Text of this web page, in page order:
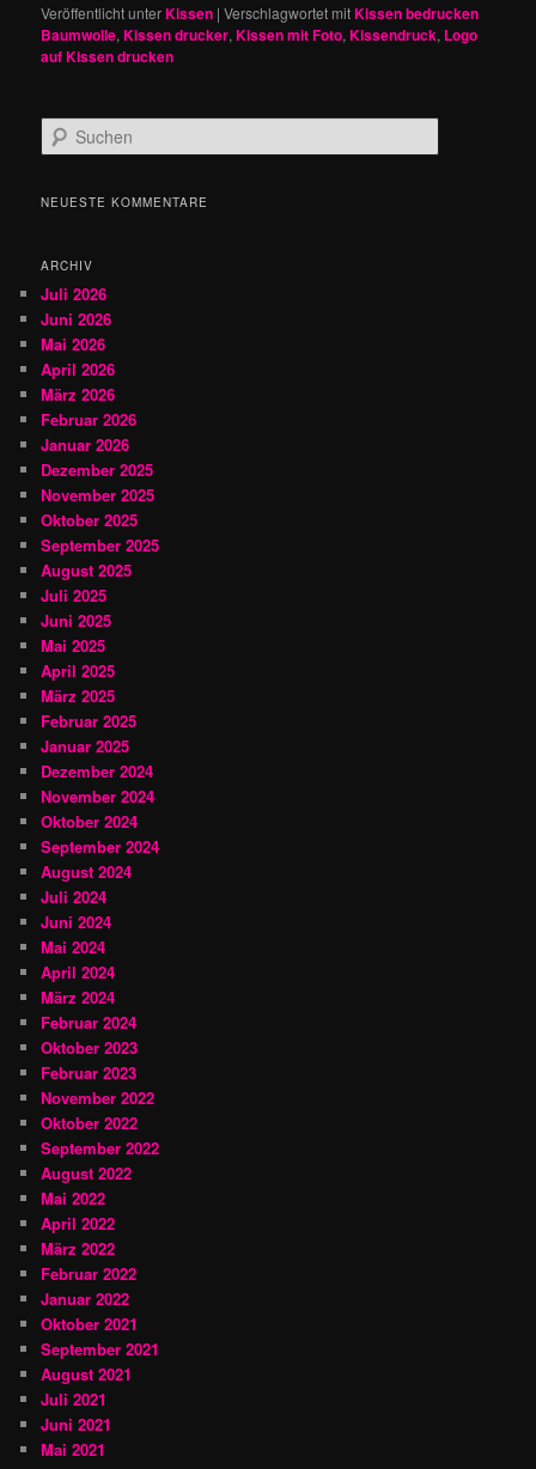
Veröffentlicht unterKissen |Verschlagwortet mitKissen bedrucken
Baumwolle,Kissen drucker,Kissen mit Foto,Kissendruck, Logo
auf Kissen drucken
u
h
NEUESTE KOMMENTARE
ARCHIV
Juli 2026
Juni 2026
Mai 2026
April 2026
März 2026
Februar 2026
Januar 2026
Dezember 2025
November 2025
Oktober 2025
September 2025
August 2025
Juli 2025
Juni 2025
Mai 2025
April 2025
März 2025
Februar 2025
Januar 2025
Dezember 2024
November 2024
Oktober 2024
September 2024
August 2024
Juli 2024
Juni 2024
Mai 2024
April 2024
März 2024
Februar 2024
Oktober 2023
Februar 2023
November 2022
Oktober 2022
September 2022
August 2022
Mai 2022
April 2022
März 2022
Februar 2022
Januar 2022
Oktober 2021
September 2021
August 2021
Juli 2021
Juni 2021
Mai 2021